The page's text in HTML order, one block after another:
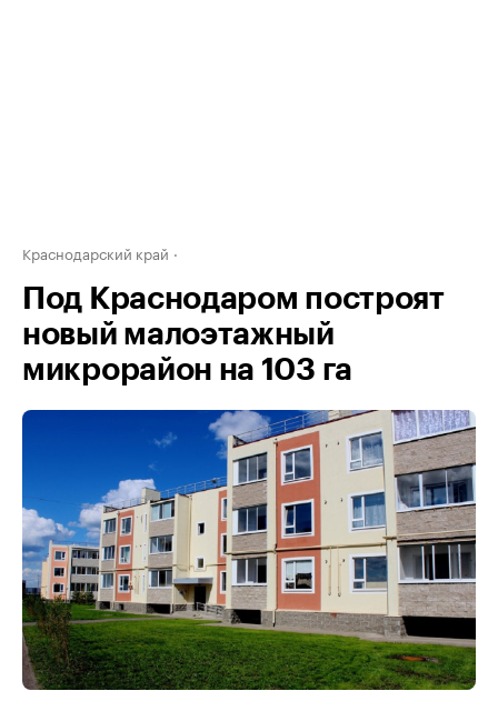
Краснодарский край
Под Краснодаром построят
новый малоэтажный
микрорайон на 103 га